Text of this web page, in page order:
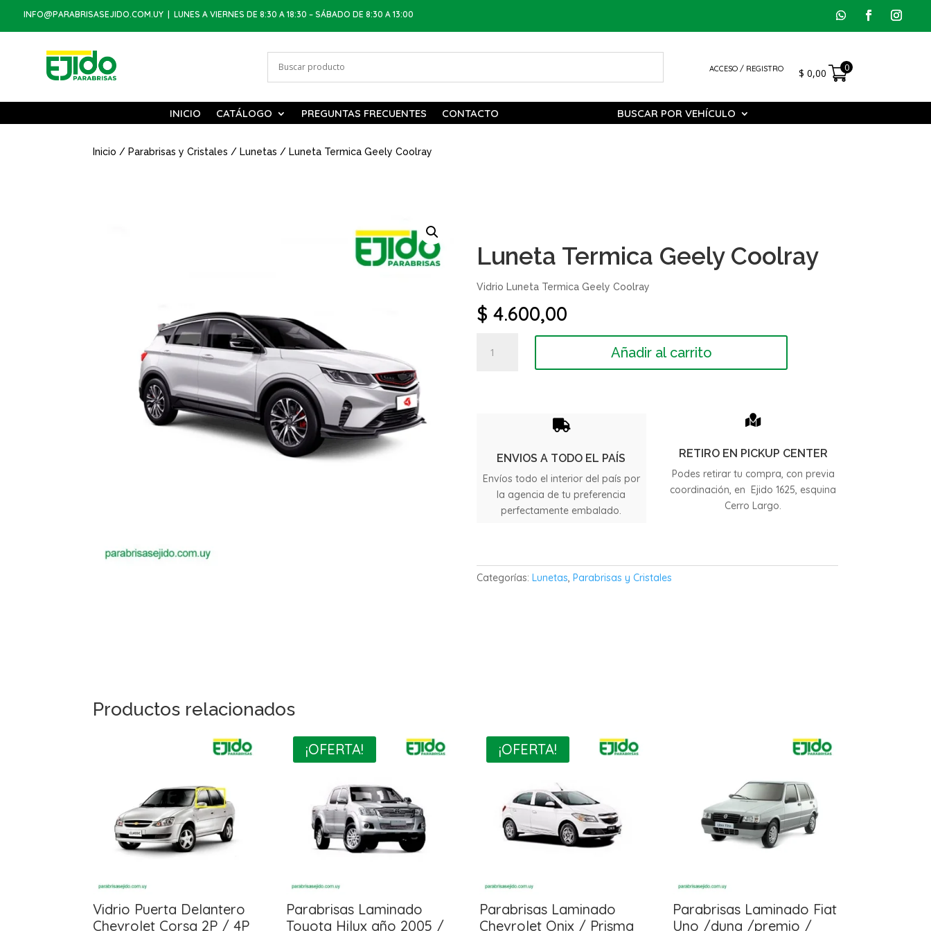
INFO@PARABRISASEJIDO.COM.UY| LUNES A VIERNES DE 8:30 A 18:30 – SÁBADO DE 8:30 A 13:00
ACCESO / REGISTRO $ 0,00 0
INICIO CATÁLOGO PREGUNTAS FRECUENTES CONTACTO BUSCAR POR VEHÍCULO
Inicio / Parabrisas y Cristales / Lunetas / Luneta Termica Geely Coolray
Luneta Termica Geely Coolray
Vidrio Luneta Termica Geely Coolray
$ 4.600,00
Termica
Añadir al carrito

ENVIOS A TODO EL PAÍS
Envíos todo el interior del país por
la agencia de tu preferencia
perfectamente embalado.

RETIRO EN PICKUP CENTER
Podes retirar tu compra, con previa
coordinación, en Ejido 1625, esquina
Cerro Largo.
Categorías:Lunetas,Parabrisas y Cristales
Productos relacionados
Vidrio Puerta Delantero
Chevrolet Corsa 2P / 4P
¡OFERTA!
Parabrisas Laminado
Toyota Hilux año 2005 /
¡OFERTA!
Parabrisas Laminado
Chevrolet Onix / Prisma
Parabrisas Laminado Fiat
Uno /duna /premio /